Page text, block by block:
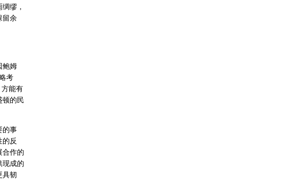
缪，
留余
鲍姆
考
能有
顿的民
的事
的反
合作的
现成的
具韧